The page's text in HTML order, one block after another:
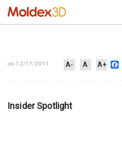
on 12/17/2011 A- A A+
Insider Spotlight